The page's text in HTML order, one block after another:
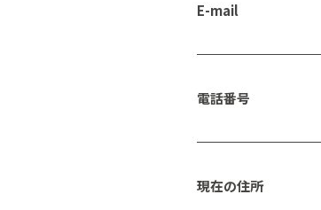
E-mail
電話番号
現在の住所